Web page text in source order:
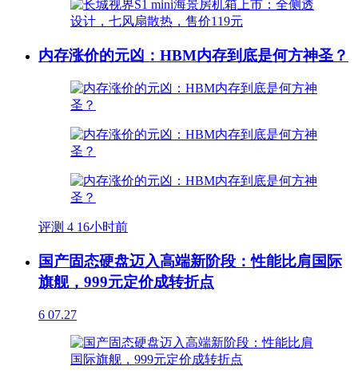
内存涨价的元凶：HBM内存到底是何方神圣？
评测 4 16小时前
国产固态硬盘迈入高端新阶段：性能比肩国际
旗舰，999元定价成转折点
6 07.27